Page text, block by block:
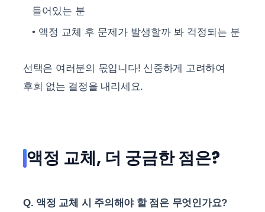
들어있는 분
액정 교체 후 문제가 발생할까 봐 걱정되는 분
선택은 여러분의 몫입니다! 신중하게 고려하여
후회 없는 결정을 내리세요.
액정 교체, 더 궁금한 점은?
Q. 액정 교체 시 주의해야 할 점은 무엇인가요?